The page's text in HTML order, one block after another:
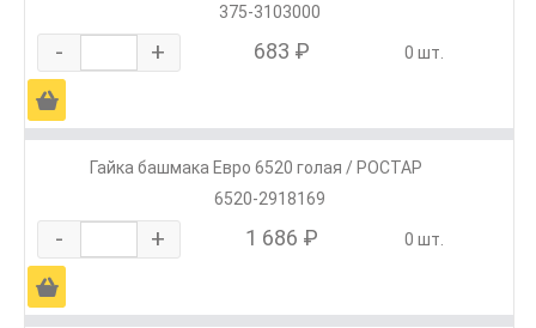
375-3103000
- + 683 ₽ 0 шт.
Ä
Гайка башмака Евро 6520 голая / РОСТАР
6520-2918169
- + 1 686 ₽ 0 шт.
Ä